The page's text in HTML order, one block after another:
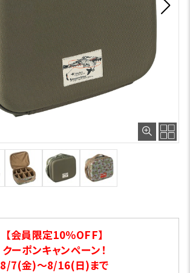
【会員限定10％OFF】
クーポンキャンペーン！
8/7(金)～8/16(日)まで